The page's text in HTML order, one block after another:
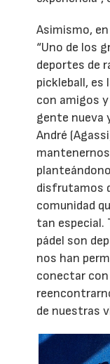
Asimismo,
“Uno de los
deportes de
pickleball, es
con amigos
gente nueva
André
disfrutamos
comunidad
tan especial.
pádel son
nos han
conectar
de nuestras